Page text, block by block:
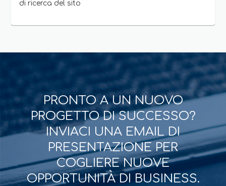
di ricerca del sito
PRONTO A UN NUOVO
PROGETTO DI SUCCESSO?
INVIACI UNA EMAIL DI
PRESENTAZIONE PER
COGLIERE NUOVE
OPPORTUNITÀ DI BUSINESS.